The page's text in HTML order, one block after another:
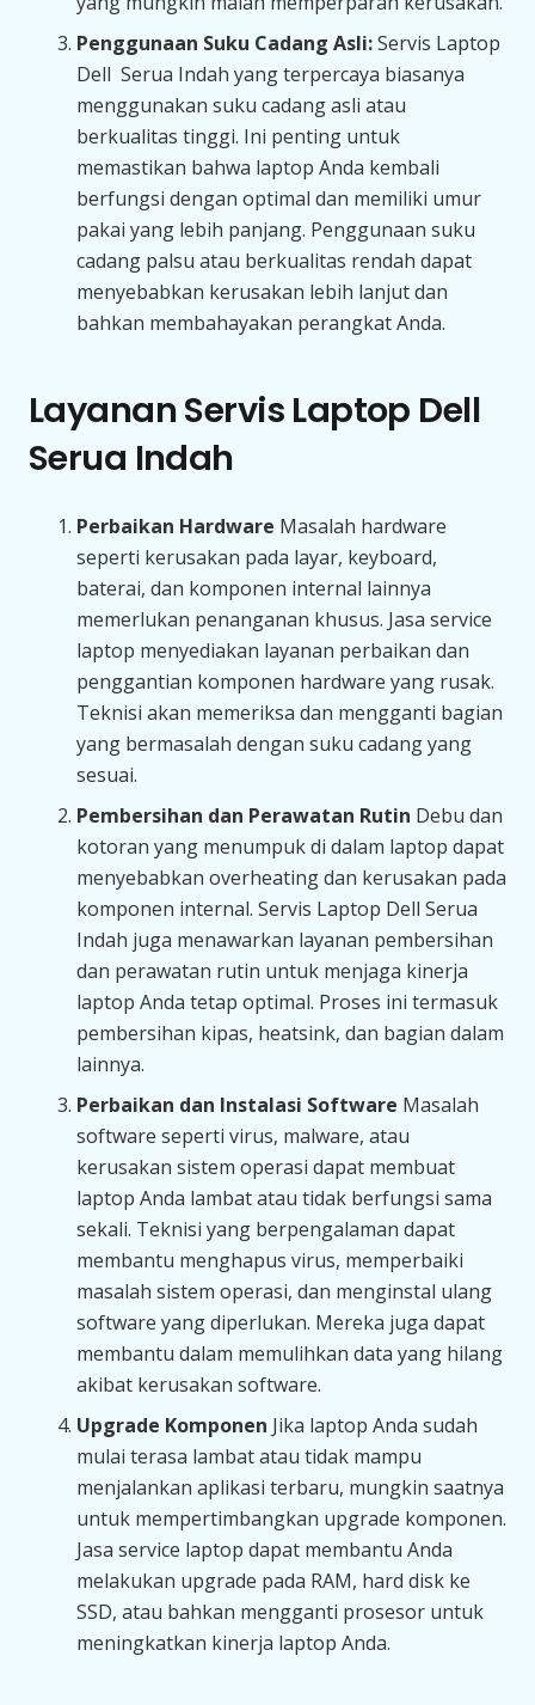
Penggunaan Suku Cadang Asli:Servis Laptop
Dell Serua Indah yang terpercaya biasanya
menggunakan suku cadang asli atau
berkualitas tinggi. Ini penting untuk
memastikan bahwa laptop Anda kembali
berfungsi dengan optimal dan memiliki umur
pakai yang lebih panjang. Penggunaan suku
cadang palsu atau berkualitas rendah dapat
menyebabkan kerusakan lebih lanjut dan
bahkan membahayakan perangkat Anda.
Layanan Servis Laptop Dell
Serua Indah
Perbaikan Hardware Masalah hardware
seperti kerusakan pada layar, keyboard,
baterai, dan komponen internal lainnya
memerlukan penanganan khusus. Jasa service
laptop menyediakan layanan perbaikan dan
penggantian komponen hardware yang rusak.
Teknisi akan memeriksa dan mengganti bagian
yang bermasalah dengan suku cadang yang
sesuai.
Pembersihan dan Perawatan Rutin Debu dan
kotoran yang menumpuk di dalam laptop dapat
menyebabkan overheating dan kerusakan pada
komponen internal. Servis Laptop Dell Serua
Indah juga menawarkan layanan pembersihan
dan perawatan rutin untuk menjaga kinerja
laptop Anda tetap optimal. Proses ini termasuk
pembersihan kipas, heatsink, dan bagian dalam
lainnya.
Perbaikan dan Instalasi Software Masalah
software seperti virus, malware, atau
kerusakan sistem operasi dapat membuat
laptop Anda lambat atau tidak berfungsi sama
sekali. Teknisi yang berpengalaman dapat
membantu menghapus virus, memperbaiki
masalah sistem operasi, dan menginstal ulang
software yang diperlukan. Mereka juga dapat
membantu dalam memulihkan data yang hilang
akibat kerusakan software.
Upgrade Komponen Jika laptop Anda sudah
mulai terasa lambat atau tidak mampu
menjalankan aplikasi terbaru, mungkin saatnya
untuk mempertimbangkan upgrade komponen.
Jasa service laptop dapat membantu Anda
melakukan upgrade pada RAM, hard disk ke
SSD, atau bahkan mengganti prosesor untuk
meningkatkan kinerja laptop Anda.